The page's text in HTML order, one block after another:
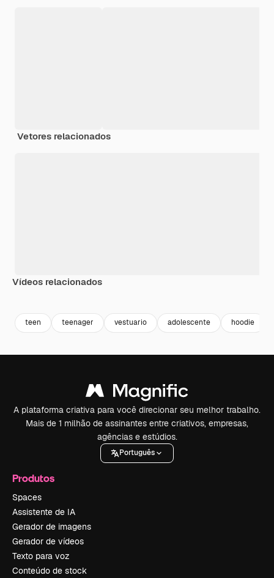
Vetores relacionados
Vídeos relacionados
teen teenager vestuario adolescente hoodie
A plataforma criativa para você direcionar seu melhor trabalho.
Mais de 1 milhão de assinantes entre criativos, empresas,
agências e estúdios.
Português
Produtos
Spaces
Assistente de IA
Gerador de imagens
Gerador de vídeos
Texto para voz
Conteúdo de stock